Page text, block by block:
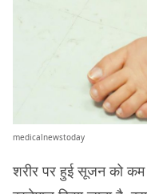
medicalnewstoday
शरीर पर हुई सूजन को कम